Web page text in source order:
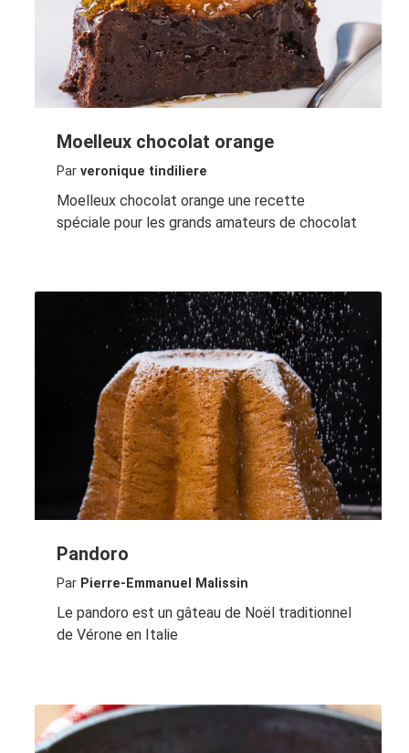
Moelleux chocolat orange
Par veronique tindiliere
Moelleux chocolat orange une recette
spéciale pour les grands amateurs de chocolat
Pandoro
Par Pierre-Emmanuel Malissin
Le pandoro est un gâteau de Noël traditionnel
de Vérone en Italie